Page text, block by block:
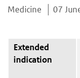
Medicine 07
Extended
indication